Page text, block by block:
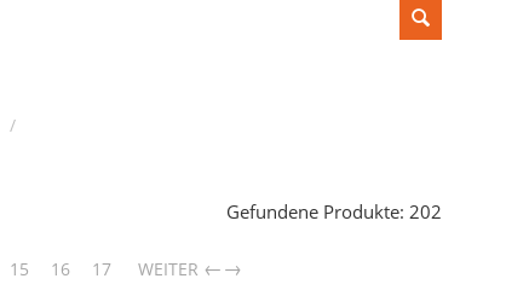
/
Gefundene Produkte: 202
15 16 17 WEITER →